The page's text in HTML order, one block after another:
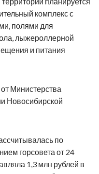
комплекс с
полями для
лыжероллерной
и питания
Министерства
Новосибирской
по
горсовета от 24
1,3 млн рублей в